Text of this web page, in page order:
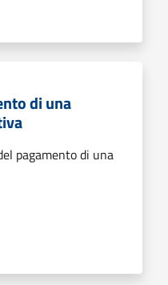
di una
pagamento di una